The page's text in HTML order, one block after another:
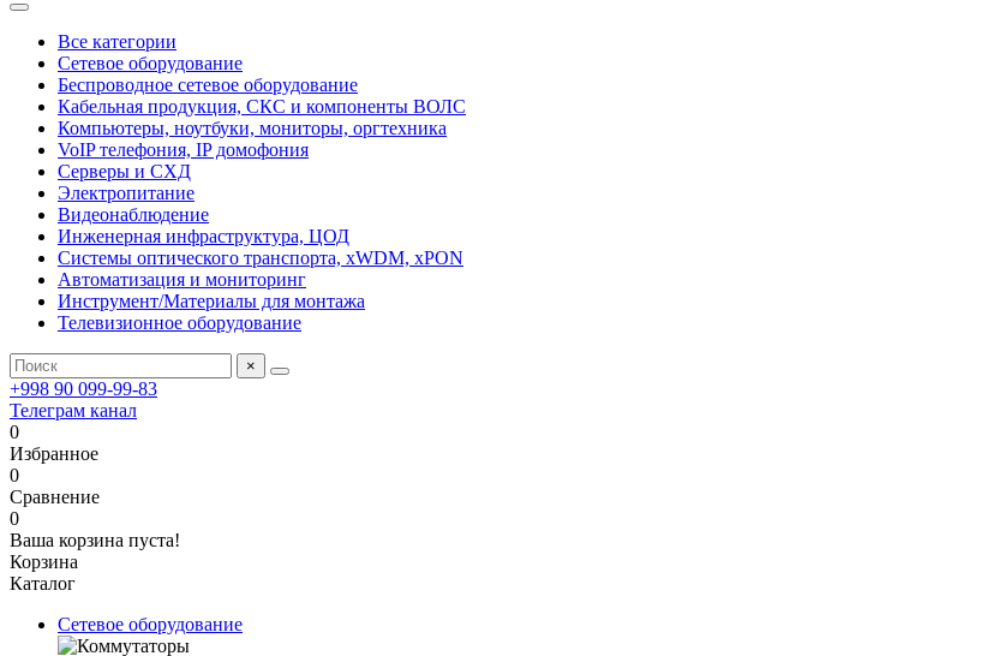
Все категории
Сетевое оборудование
Беспроводное сетевое оборудование
Кабельная продукция, СКС и компоненты ВОЛС
Компьютеры, ноутбуки, мониторы, оргтехника
VoIP телефония, IP домофония
Серверы и СХД
Электропитание
Видеонаблюдение
Инженерная инфраструктура, ЦОД
Системы оптического транспорта, xWDM, xPON
Автоматизация и мониторинг
Инструмент/Материалы для монтажа
Телевизионное оборудование
×
+998 90 099-99-83
Телеграм канал
0
Избранное
0
Сравнение
0
Ваша корзина пуста!
Корзина
Каталог
Сетевое оборудование